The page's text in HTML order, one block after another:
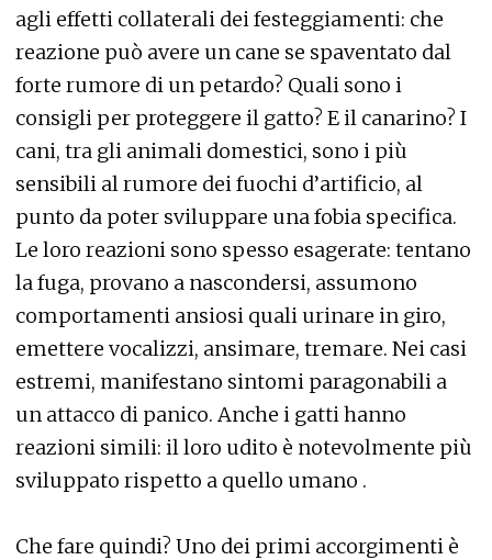
agli effetti collaterali dei festeggiamenti: che
reazione può avere un cane se spaventato dal
forte rumore di un petardo? Quali sono i
consigli per proteggere il gatto? E il canarino? I
cani, tra gli animali domestici, sono i più
sensibili al rumore dei fuochi d’artificio, al
punto da poter sviluppare una fobia specifica.
Le loro reazioni sono spesso esagerate: tentano
la fuga, provano a nascondersi, assumono
comportamenti ansiosi quali urinare in giro,
emettere vocalizzi, ansimare, tremare. Nei casi
estremi, manifestano sintomi paragonabili a
un attacco di panico. Anche i gatti hanno
reazioni simili: il loro udito è notevolmente più
sviluppato rispetto a quello umano .
Che fare quindi? Uno dei primi accorgimenti è